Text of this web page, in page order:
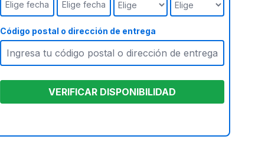
Elige fecha
Elige fecha
Código postal o dirección de entrega
VERIFICAR DISPONIBILIDAD